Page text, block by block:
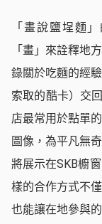
「畫說鹽埕麵
「畫」來詮釋地
錄關於吃麵的經
索取的酷卡）交
店最常用於點單
圖像，為平凡無
將展示在SKB櫥
樣的合作方式不
也能讓在地參與